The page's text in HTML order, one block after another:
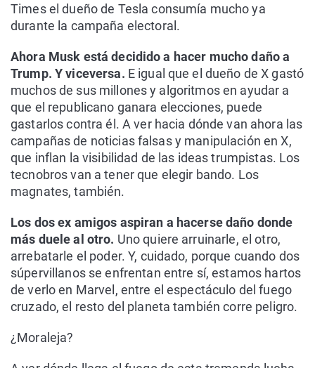
Times el dueño de Tesla consumía mucho ya
durante la campaña electoral.
Ahora Musk está decidido a hacer mucho daño a
Trump. Y viceversa. E igual que el dueño de X gastó
muchos de sus millones y algoritmos en ayudar a
que el republicano ganara elecciones, puede
gastarlos contra él. A ver hacia dónde van ahora las
campañas de noticias falsas y manipulación en X,
que inflan la visibilidad de las ideas trumpistas. Los
tecnobros van a tener que elegir bando. Los
magnates, también.
Los dos ex amigos aspiran a hacerse daño donde
más duele al otro. Uno quiere arruinarle, el otro,
arrebatarle el poder. Y, cuidado, porque cuando dos
súpervillanos se enfrentan entre sí, estamos hartos
de verlo en Marvel, entre el espectáculo del fuego
cruzado, el resto del planeta también corre peligro.
¿Moraleja?